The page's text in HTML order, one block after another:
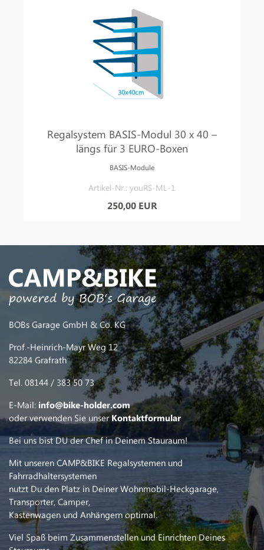
Regalsystem BASIS-Modul 30 x 40 –
längs für 3 EURO-Boxen
BASIS-Module
Artikel-Nr.: youRS-ML-1
250,00 EUR
BOBs Garage GmbH & Co. KG
Prof.-Heinrich-Mayr Weg 12
82284 Grafrath
Tel. 08144 / 383 50 73
E-Mail: info@bike-holder.com
oder verwenden Sie unserKontaktformular
Bei uns bist DU der Chef in Deinem Stauraum!
Mit unseren CAMP&BIKE Regalsystemen und
Fahrradhaltersystemen
nutzt Du den Platz in Deiner Wohnmobil-Heckgarage,
Transporter, Camper,
Kastenwagen und Anhängern optimal.
Viel Spaß beim Zusammenstellen und Einrichten Deines